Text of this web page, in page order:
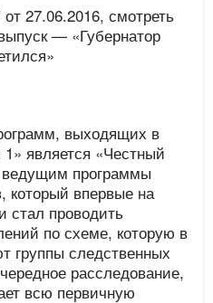
выходящих в
является «Честный
программы
который впервые на
стал проводить
по схеме, которую в
группы следственных
расследование,
всю первичную